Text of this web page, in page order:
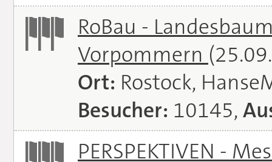
RoBau -
Vorpommern
Ort: Rostock,
Besucher: 10145,
PERSPEKTIVEN -